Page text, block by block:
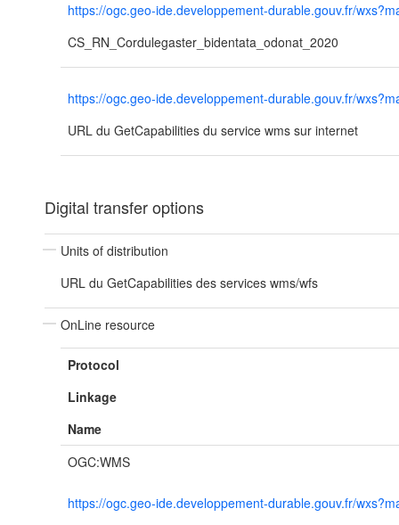
https://ogc.geo-ide.developpement-durable.gouv.fr/
CS_RN_Cordulegaster_bidentata_odonat_2020
https://ogc.geo-ide.developpement-durable.gouv.fr/
URL du GetCapabilities du service wms sur internet
Digital transfer options
Units of distribution
URL du GetCapabilities des services wms/wfs
OnLine resource
Protocol
Linkage
Name
OGC:WMS
https://ogc.geo-ide.developpement-durable.gouv.fr/